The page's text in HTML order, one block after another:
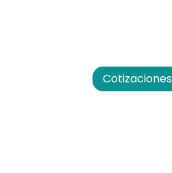
Cotizaciones